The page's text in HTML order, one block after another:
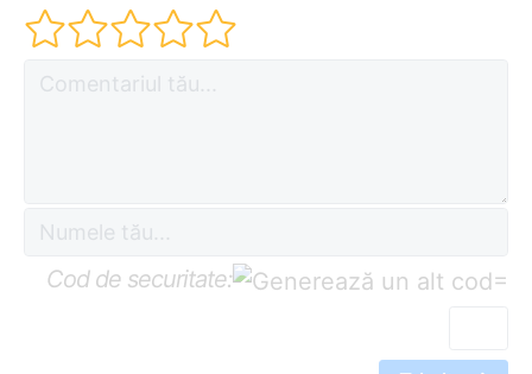
Cod de securitate: =